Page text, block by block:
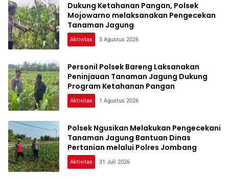
Dukung Ketahanan Pangan, Polsek
Mojowarno melaksanakan Pengecekan
Tanaman Jagung
Aktivitas 3 Agustus 2026
Personil Polsek Bareng Laksanakan
Peninjauan Tanaman Jagung Dukung
Program Ketahanan Pangan
Aktivitas 1 Agustus 2026
Polsek Ngusikan Melakukan Pengecekani
Tanaman Jagung Bantuan Dinas
Pertanian melalui Polres Jombang
Aktivitas 31 Juli 2026